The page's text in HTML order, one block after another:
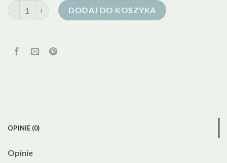
ilość zielona kurtka puchowa damska
DODAJ DO KOSZYKA
OPINIE (0)
Opinie